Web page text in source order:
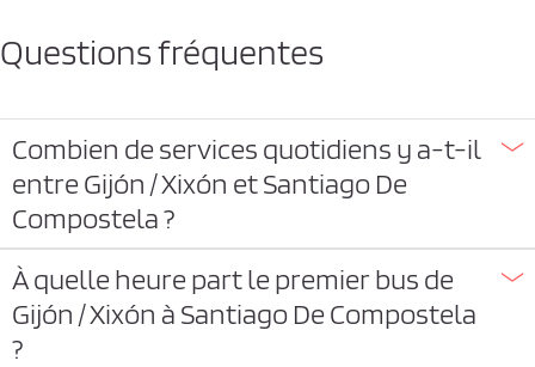
Questions fréquentes
Combien de services quotidiens y a-t-il
entre Gijón / Xixón et Santiago De
Compostela ?
À quelle heure part le premier bus de
Gijón / Xixón à Santiago De Compostela
?